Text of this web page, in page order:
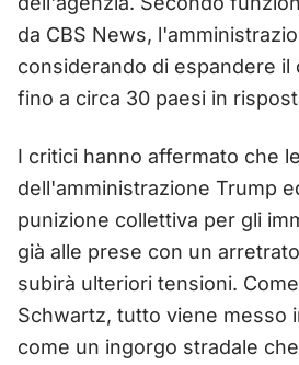
da CBS News,
considerando di espandere il
fino a circa 30 paesi in
I critici hanno affermato che
dell'amministrazione Trump
punizione collettiva per gli
già alle prese con un
subirà ulteriori tensioni.
Schwartz, tutto viene messo
come un ingorgo stradale